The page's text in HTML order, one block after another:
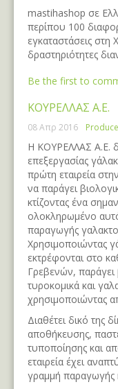
mastihashop σε
περίπου 100
εγκαταστάσεις στη
δραστηριότητες
Be the first to
ΚΟΥΡΕΛΛΑΣ Α.Ε.
08 Απρ 2016
Η ΚΟΥΡΕΛΛΑΣ Α.Ε.
επεξεργασίας
πρώτη εταιρεία
να παράγει
κτίζοντας ένα
ολοκληρωμένο
παραγωγής
Χρησιμοποιώντας
εκτρέφονται στο
Γρεβενών, παράγει
τυροκομικά και
χρησιμοποιώντας
Διαθέτει δικό της
αποθήκευσης,
τυποποίησης και
εταιρεία έχει
γραμμή παραγωγής